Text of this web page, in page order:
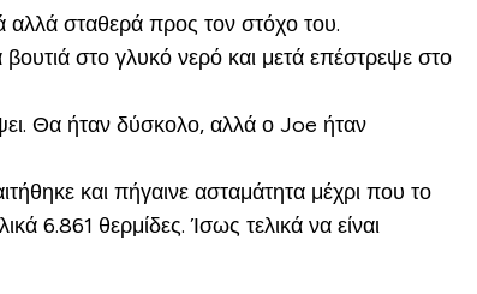
αλλά σταθερά προς τον στόχο του.
στο γλυκό νερό και μετά επέστρεψε στο
Θα ήταν δύσκολο, αλλά ο Joe ήταν
και πήγαινε ασταμάτητα μέχρι που το
6.861 θερμίδες. Ίσως τελικά να είναι